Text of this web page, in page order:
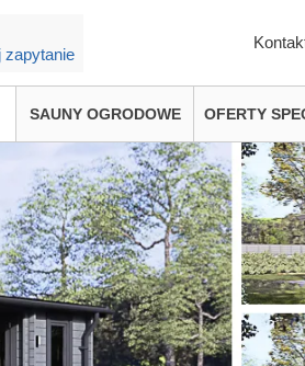
zapytanie
SAUNY OGRODOWE OFERTY